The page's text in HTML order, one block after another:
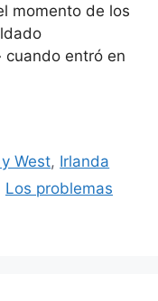
momento de los
cuando entró en
West, Irlanda
Los problemas